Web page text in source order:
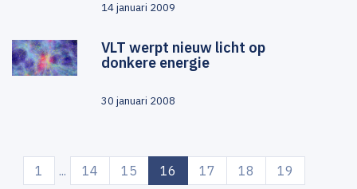
14 januari 2009
VLT werpt nieuw licht op
donkere energie
30 januari 2008
1 ... 14 15 16 (current)
17 18 19